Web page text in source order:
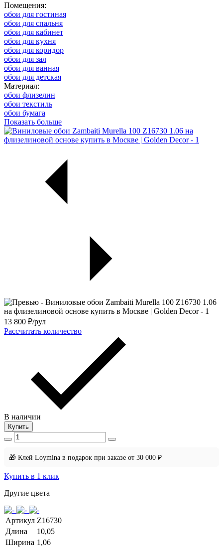
Помещения:
обои для гостиная
обои для спальня
обои для кабинет
обои для кухня
обои для коридор
обои для зал
обои для ванная
обои для детская
Материал:
обои флизелин
обои текстиль
обои бумага
Показать больше
13 800 ₽/рул
Рассчитать количество
В наличии
Купить
🎁 Клей Loymina в подарок при заказе от 30 000 ₽
Купить в 1 клик
Другие цвета
Артикул Z16730
Длина
10,05
Ширина 1,06